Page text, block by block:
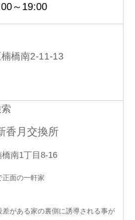
～19:00
橋南2-11-13
月交換所
南1丁目8-16
面の一軒家
がある家の裏側に誘導される事が